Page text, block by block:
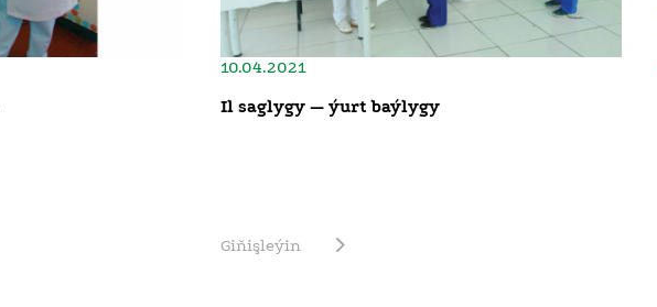
10.04.2021
Il saglygy — ýurt baýlygy
Giňişleýin